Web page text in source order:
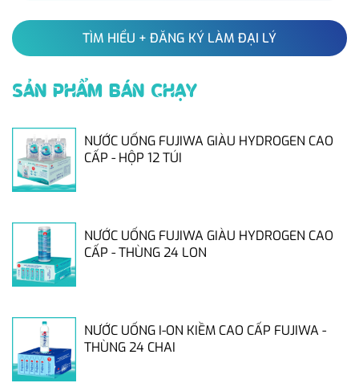
TÌM HIỂU + ĐĂNG KÝ LÀM ĐẠI LÝ
SẢN PHẨM BÁN CHẠY
NƯỚC UỐNG FUJIWA GIÀU HYDROGEN CAO
CẤP - HỘP 12 TÚI
NƯỚC UỐNG FUJIWA GIÀU HYDROGEN CAO
CẤP - THÙNG 24 LON
NƯỚC UỐNG I-ON KIỀM CAO CẤP FUJIWA -
THÙNG 24 CHAI